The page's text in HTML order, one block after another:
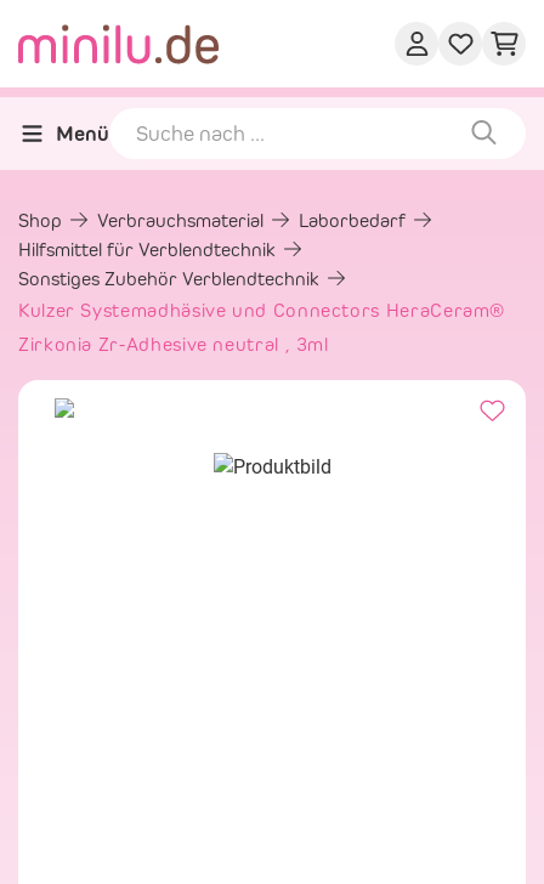
Menü
Shop Verbrauchsmaterial
Laborbedarf
Hilfsmittel für Verblendtechnik
Sonstiges Zubehör Verblendtechnik
Kulzer Systemadhäsive und Connectors HeraCeram®
Zirkonia Zr-Adhesive neutral , 3ml